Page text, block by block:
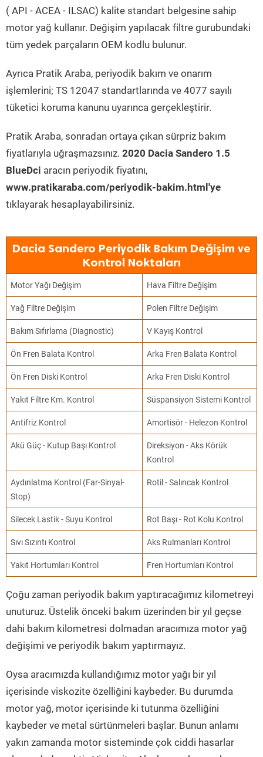
( API - ACEA - ILSAC) kalite standart belgesine sahip
motor yağ kullanır. Değişim yapılacak filtre gurubundaki
tüm yedek parçaların OEM kodlu bulunur.
Ayrıca Pratik Araba, periyodik bakım ve onarım
işlemlerini; TS 12047 standartlarında ve 4077 sayılı
tüketici koruma kanunu uyarınca gerçekleştirir.
Pratik Araba, sonradan ortaya çıkan sürpriz bakım
fiyatlarıyla uğraşmazsınız. 2020 Dacia Sandero 1.5
BlueDci aracın periyodik fiyatını,
www.pratikaraba.com/periyodik-bakim.html'ye
tıklayarak hesaplayabilirsiniz.
Dacia Sandero Periyodik Bakım Değişim ve
Kontrol Noktaları
Motor Yağı Değişim Hava Filtre Değişim
Yağ Filtre Değişim Polen Filtre Değişim
Bakım Sıfırlama (Diagnostic) V Kayış Kontrol
Ön Fren Balata Kontrol Arka Fren Balata Kontrol
Ön Fren Diski Kontrol Arka Fren Diski Kontrol
Yakıt Filtre Km. Kontrol Süspansiyon Sistemi Kontrol
Antifriz Kontrol Amortisör - Helezon Kontrol
Akü Güç - Kutup Başı Kontrol
Direksiyon - Aks Körük
Kontrol
Aydınlatma Kontrol (Far-Sinyal-
Stop)
Rotil - Salıncak Kontrol
Silecek Lastik - Suyu Kontrol Rot Başı - Rot Kolu Kontrol
Sıvı Sızıntı Kontrol Aks Rulmanları Kontrol
Yakıt Hortumları Kontrol Fren Hortumları Kontrol
Çoğu zaman periyodik bakım yaptıracağımız kilometreyi
unuturuz. Üstelik önceki bakım üzerinden bir yıl geçse
dahi bakım kilometresi dolmadan aracımıza motor yağ
değişimi ve periyodik bakım yaptırmayız.
Oysa aracımızda kullandığımız motor yağı bir yıl
içerisinde viskozite özelliğini kaybeder. Bu durumda
motor yağ, motor içerisinde ki tutunma özelliğini
kaybeder ve metal sürtünmeleri başlar. Bunun anlamı
yakın zamanda motor sisteminde çok ciddi hasarlar